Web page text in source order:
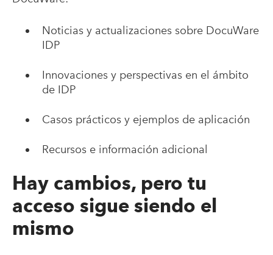
Noticias y actualizaciones sobre DocuWare
IDP
Innovaciones y perspectivas en el ámbito
de IDP
Casos prácticos y ejemplos de aplicación
Recursos e información adicional
Hay cambios, pero tu
acceso sigue siendo el
mismo